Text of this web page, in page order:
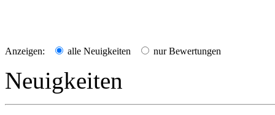
Anzeigen: alle Neuigkeiten nur Bewertungen
Neuigkeiten